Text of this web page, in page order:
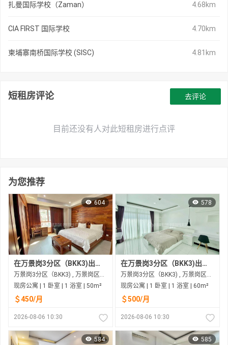
扎曼国际学校（Zaman） 4.68km
CIA FIRST 国际学校 4.70km
柬埔寨南桥国际学校 (SISC) 4.81km
短租房评论
目前还没有人对此短租房进行点评
去评论
为您推荐
604
在万景岗3分区（BKK3)出租的现房公寓
万景岗3分区（BKK3) , 万景岗区（BKK) , 金边市
现房公寓 | 1 卧室 | 1 浴室 | 50m²
＄450/月
2026-08-06 10:30
578
在万景岗3分区（BKK3)出租的现房公寓
万景岗3分区（BKK3) , 万景岗区（BKK) , 金边市
现房公寓 | 1 卧室 | 1 浴室 | 60m²
＄500/月
2026-08-06 10:30
584 585